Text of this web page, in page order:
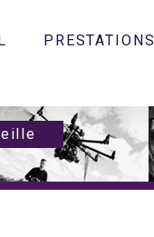
PRESTATIONS